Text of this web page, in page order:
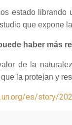
estado librando
que expone
haber más
de la
la protejan y
es/story/